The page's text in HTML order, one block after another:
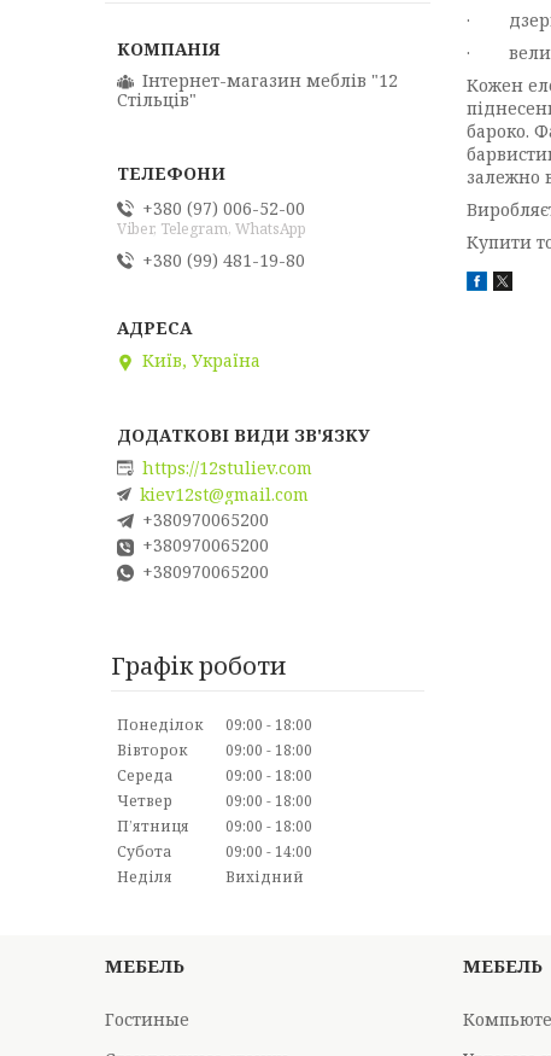
·
·
Кожен
бароко.
залежно
Купити
Інтернет-магазин меблів "12
Стільців"
+380 (97) 006-52-00
Viber, Telegram, WhatsApp
+380 (99) 481-19-80
Київ, Україна
https://12stuliev.com
kiev12st@gmail.com
+380970065200
+380970065200
+380970065200
Графік роботи
Понеділок 09:00
18:00
Вівторок
09:00
18:00
Середа
09:00
18:00
Четвер
09:00
18:00
Пʼятниця
09:00
18:00
Субота
09:00
14:00
Неділя
Вихідний
МЕБЕЛЬ
Гостиные
МЕБЕЛЬ